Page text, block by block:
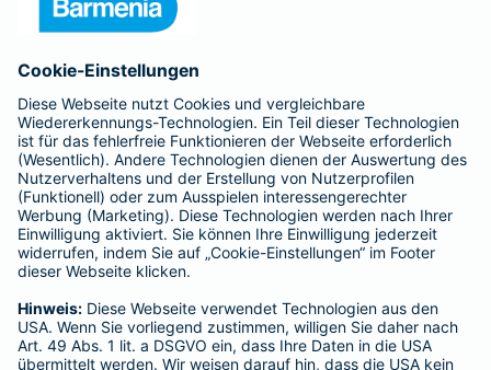
Barmenia ist Teil der BarmeniaGothaer
BELIEBTE SEITEN
Kranken-Zusatzversicherung
Tierversicherungen
Haftpflichtversicherung
Hausratversicherung
Adresse ändern
Schaden melden